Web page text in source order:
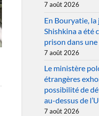
7 août 2026
En Bouryatie,
Shishkina a été
prison dans
7 août 2026
Le ministère
étrangères
possibilité de
au-dessus de
7 août 2026